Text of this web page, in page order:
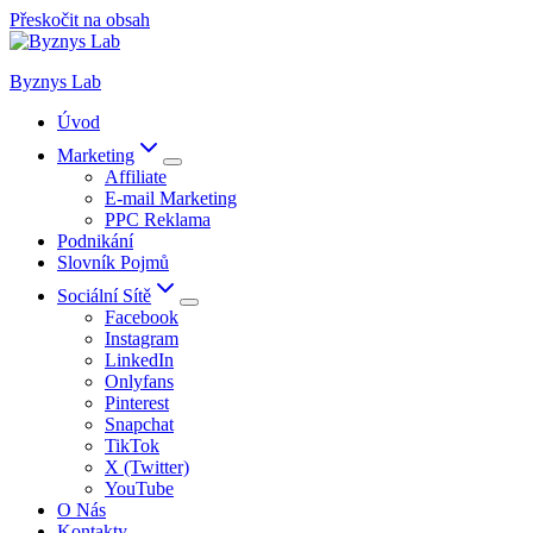
Přeskočit na obsah
Byznys Lab
Úvod
Marketing
Affiliate
E-mail Marketing
PPC Reklama
Podnikání
Slovník Pojmů
Sociální Sítě
Facebook
Instagram
LinkedIn
Onlyfans
Pinterest
Snapchat
TikTok
X (Twitter)
YouTube
O Nás